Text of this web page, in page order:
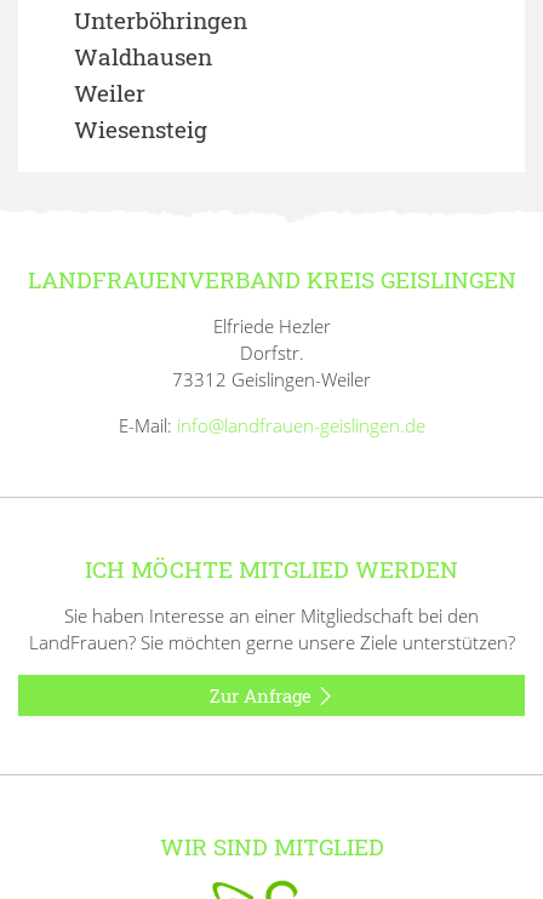
Unterböhringen
Waldhausen
Weiler
Wiesensteig
LANDFRAUENVERBAND KREIS GEISLINGEN
Elfriede Hezler
Dorfstr.
73312 Geislingen-Weiler
E-Mail: info@landfrauen-geislingen.de
ICH MÖCHTE MITGLIED WERDEN
Sie haben Interesse an einer Mitgliedschaft bei den
LandFrauen? Sie möchten gerne unsere Ziele unterstützen?
Zur Anfrage
WIR SIND MITGLIED